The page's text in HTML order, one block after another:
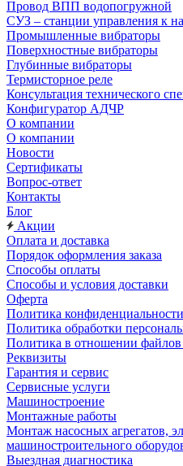
Провод ВПП водопогружной
СУЗ – станции управления к
Промышленные вибраторы
Поверхностные вибраторы
Глубинные вибраторы
Термисторное реле
Консультация технического
Конфигуратор АДЧР
О компании
О компании
Новости
Сертификаты
Вопрос-ответ
Контакты
Блог
Акции
Оплата и доставка
Порядок оформления заказа
Способы оплаты
Способы и условия доставки
Оферта
Политика конфиденциальности
Политика обработки
Политика в отношении файлов
Реквизиты
Гарантия и сервис
Сервисные услуги
Машиностроение
Монтажные работы
Монтаж насосных агрегатов,
машиностроительного
Выездная диагностика